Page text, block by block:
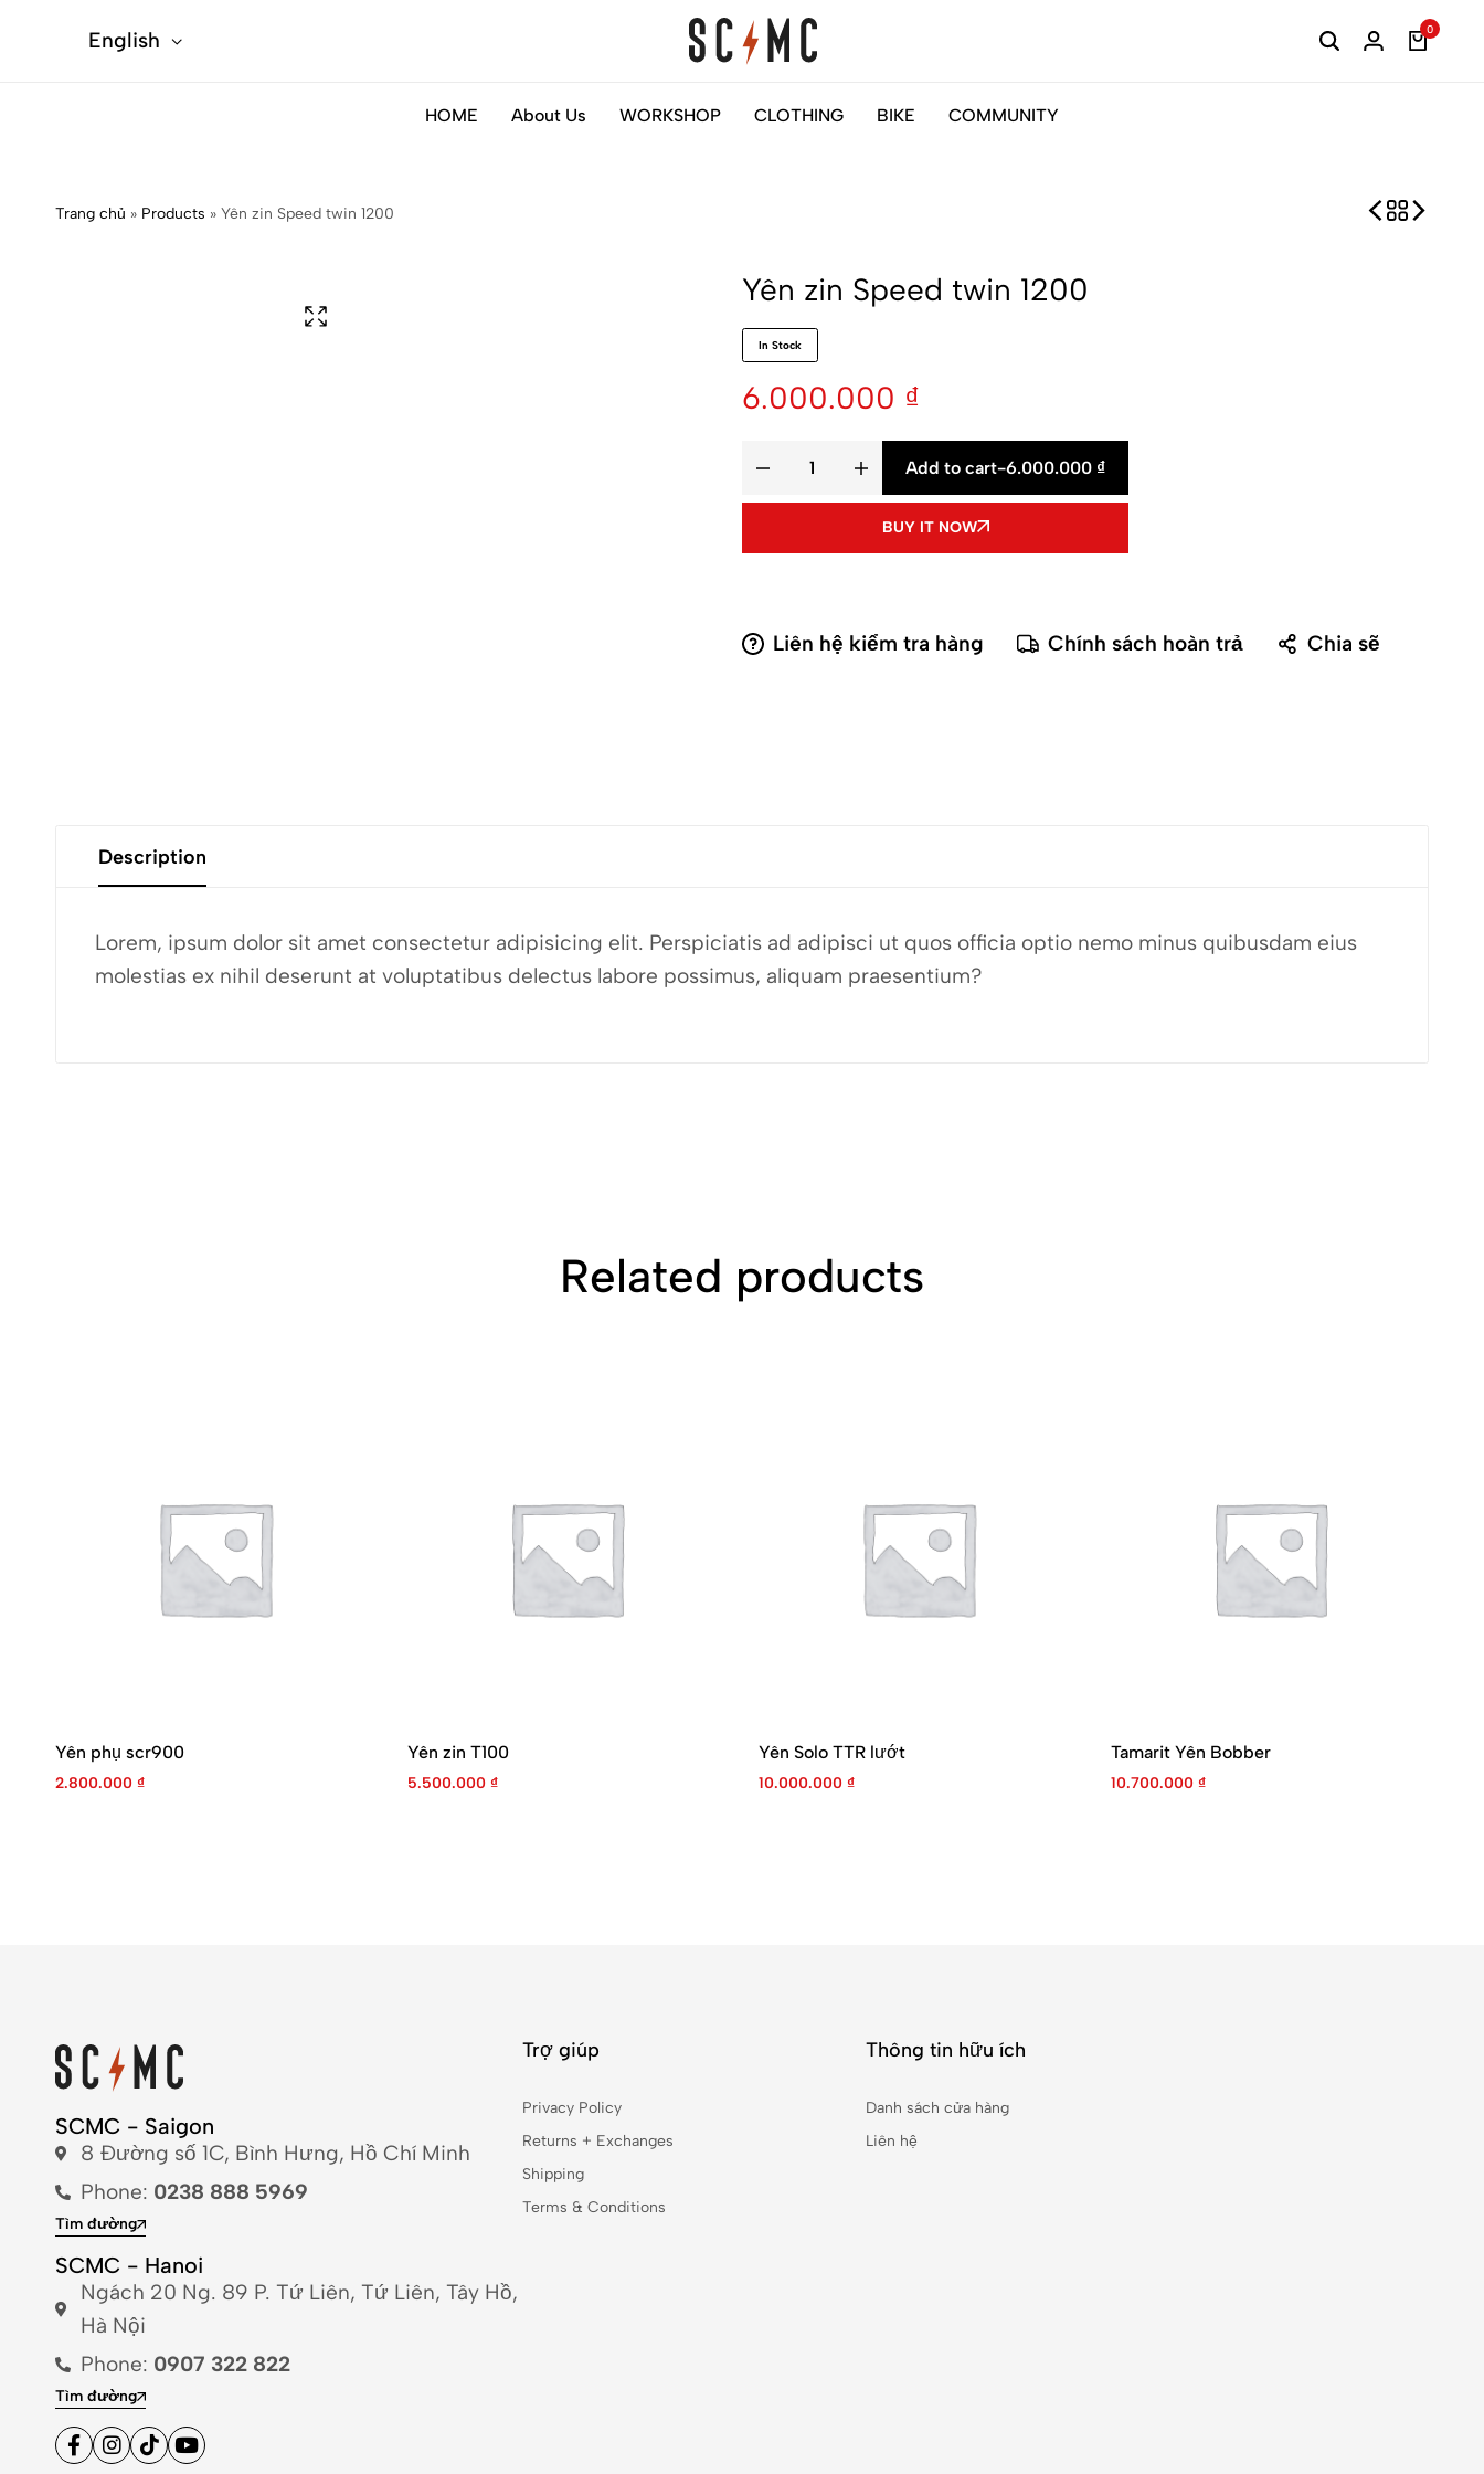
English
Classic
you
motorbike
0
HOME About Us WORKSHOP CLOTHING BIKE COMMUNITY
Trang chủ » Products » Yên zin Speed twin 1200
Yên zin Speed twin 1200
In Stock
6.000.000 ₫
Add to cart-6.000.000 ₫
BUY IT NOW
Liên hệ kiểm tra hàng Chính sách hoàn trả Chia sẽ
Description
Lorem, ipsum dolor sit amet consectetur adipisicing elit. Perspiciatis ad adipisci ut quos officia optio nemo minus quibusdam eius
molestias ex nihil deserunt at voluptatibus delectus labore possimus, aliquam praesentium?
Related products
Yên phụ scr900
2.800.000 ₫
Yên zin T100
5.500.000 ₫
Yên Solo TTR lướt
10.000.000 ₫
Tamarit Yên Bobber
10.700.000 ₫
SCMC - Saigon
8 Đường số 1C, Bình Hưng, Hồ Chí Minh
Phone: 0238 888 5969
Tìm đường
SCMC - Hanoi
Ngách 20 Ng. 89 P. Tứ Liên, Tứ Liên, Tây Hồ,
Hà Nội
Phone: 0907 322 822
Tìm đường
Trợ giúp
Privacy Policy
Returns + Exchanges
Shipping
Terms & Conditions
Thông tin hữu ích
Danh sách cửa hàng
Liên hệ